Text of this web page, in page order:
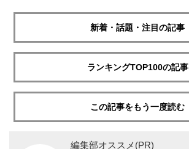
新着・話題・注目の記事
ランキングTOP100の記事
この記事をもう一度読む
編集部オススメ(PR)